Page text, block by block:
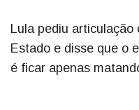
Lula pediu
Estado e disse que o
é ficar apenas